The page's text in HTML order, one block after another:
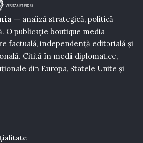
— analiză strategică, politică
O publicație boutique media
factuală, independență editorială și
Citită în medii diplomatice,
din Europa, Statele Unite și